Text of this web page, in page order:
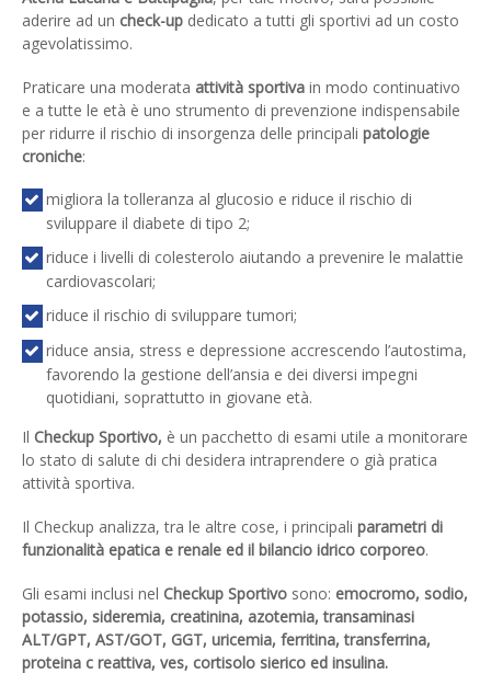
aderire ad un check-up dedicato a tutti gli sportivi ad un costo
agevolatissimo.
Praticare una moderata attività sportiva in modo continuativo
e a tutte le età è uno strumento di prevenzione indispensabile
per ridurre il rischio di insorgenza delle principali patologie
croniche:
migliora la tolleranza al glucosio e riduce il rischio di
sviluppare il diabete di tipo 2;
riduce i livelli di colesterolo aiutando a prevenire le malattie
cardiovascolari;
riduce il rischio di sviluppare tumori;
riduce ansia, stress e depressione accrescendo l’autostima,
favorendo la gestione dell’ansia e dei diversi impegni
quotidiani, soprattutto in giovane età.
Il Checkup Sportivo, è un pacchetto di esami utile a monitorare
lo stato di salute di chi desidera intraprendere o già pratica
attività sportiva.
Il Checkup analizza, tra le altre cose, i principali parametri di
funzionalità epatica e renale ed il bilancio idrico corporeo.
Gli esami inclusi nel Checkup Sportivo sono: emocromo, sodio,
potassio, sideremia, creatinina, azotemia, transaminasi
ALT/GPT, AST/GOT, GGT, uricemia, ferritina, transferrina,
proteina c reattiva, ves, cortisolo sierico ed insulina.